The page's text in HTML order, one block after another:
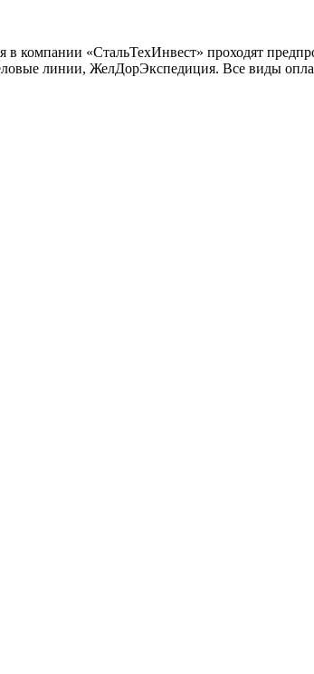
компании «СтальТехИнвест» проходят
линии, ЖелДорЭкспедиция. Все виды